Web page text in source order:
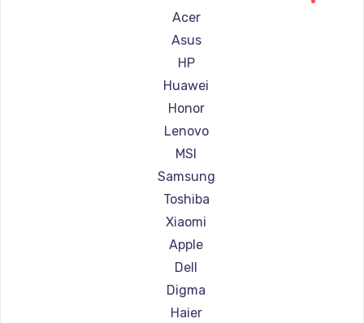
Ремонт ноутбуков Aquarius
Ремонт ноутбуков Gigabyte
Ремонт ноутбуков Aorus
Ремонт ноутбуков Maibenben
Ремонт ноутбуков Getac
Ремонт ноутбуков Epson
Ремонт ноутбуков Philips
Ремонт ноутбуков LG
Ремонт ноутбуков Panasonic
Ремонт ноутбуков Irbis
Ремонт ноутбуков Thunderobot
Ремонт ноутбуков Hasee
Ремонт ноутбуков ZTE
Ремонт ноутбуков Hiper
Acer
Asus
HP
Huawei
Honor
Lenovo
MSI
Samsung
Toshiba
Xiaomi
Apple
Dell
Digma
Haier